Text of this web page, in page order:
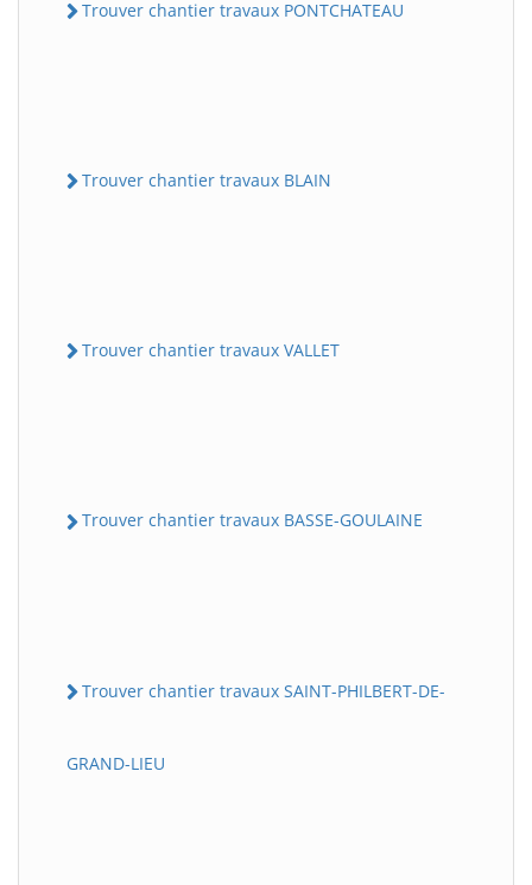
Trouver chantier travaux PONTCHATEAU
Trouver chantier travaux BLAIN
Trouver chantier travaux VALLET
Trouver chantier travaux BASSE-GOULAINE
Trouver chantier travaux SAINT-PHILBERT-DE-
GRAND-LIEU